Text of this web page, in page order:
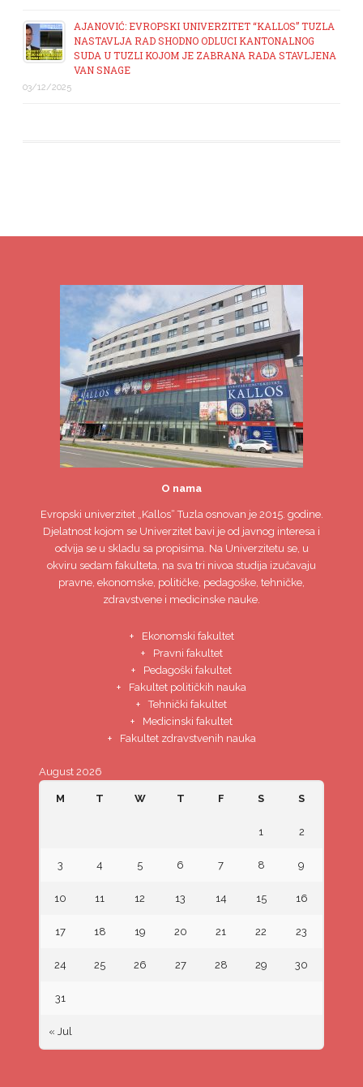
AJANOVIĆ: EVROPSKI UNIVERZITET “KALLOS” TUZLA
NASTAVLJA RAD SHODNO ODLUCI KANTONALNOG
SUDA U TUZLI KOJOM JE ZABRANA RADA STAVLJENA
VAN SNAGE
03/12/2025
O nama
Evropski univerzitet„Kallos“ Tuzla osnovan je 2015. godine.
Djelatnost kojom se Univerzitet bavi je od javnog interesa i
odvija se u skladu sa propisima. Na Univerzitetu se, u
okviru sedam fakulteta, na sva tri nivoa studija izučavaju
pravne, ekonomske, političke, pedagoške, tehničke,
zdravstvene i medicinske nauke.
Ekonomski fakultet
Pravni fakultet
Pedagoški fakultet
Fakultet političkih nauka
Tehnički fakultet
Medicinski fakultet
Fakultet zdravstvenih nauka
August 2026
M T W T F S S
« Jul
1 2
3 4 5 6 7 8 9
10 11 12 13 14 15 16
17 18 19 20 21 22 23
24 25 26 27 28 29 30
31